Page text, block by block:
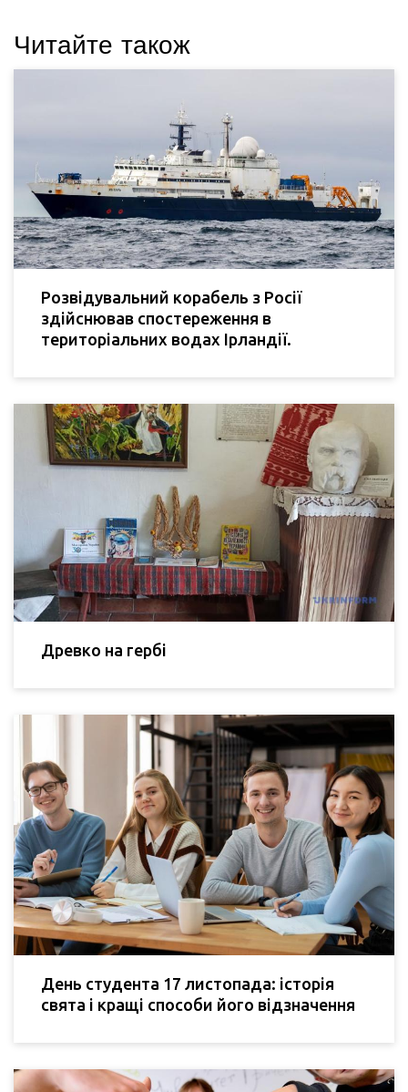
Читайте також
Розвідувальний корабель з Росії
здійснював спостереження в
територіальних водах Ірландії.
Древко на гербі
День студента 17 листопада: історія
свята і кращі способи його відзначення